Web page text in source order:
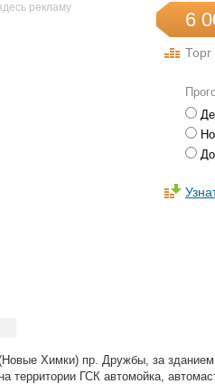
6
Торг
рекламу
Химки) пр. Дружбы, за
территории ГСК автомойка,